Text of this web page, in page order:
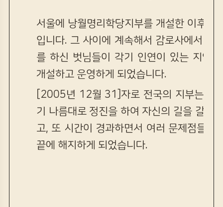
서울에 낭월명리학당지부를 개설한 이후로
입니다. 그 사이에 계속해서 감로사에서나
를 하신 벗님들이 각기 인연이 있는 지역
개설하고 운영하게 되었습니다.
[2005년 12월 31]자로 전국의 지부는 해
기 나름대로 정진을 하여 자신의 길을 갈 정
고, 또 시간이 경과하면서 여러 문제점들이
끝에 해지하게 되었습니다.